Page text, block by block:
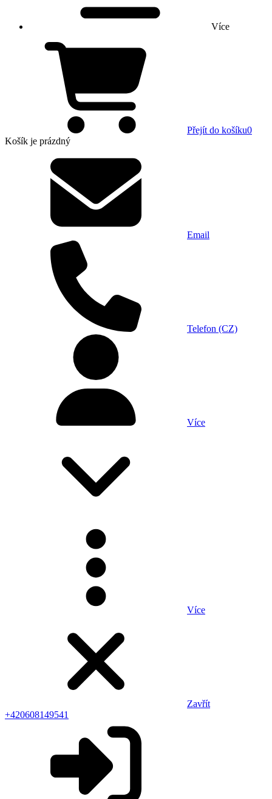
Více
Přejít do košíku0
Košík je prázdný
Email
Telefon (CZ)
Více
Více
Zavřít
+420608149541